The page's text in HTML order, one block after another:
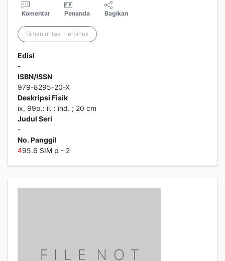
Komentar Penanda Bagikan
Simanjuntak, Herpinus
Edisi
-
ISBN/ISSN
979-8295-20-X
Deskripsi Fisik
ix, 99p.: il. : ind. ; 20 cm
Judul Seri
-
No. Panggil
495.6 SIM p - 2